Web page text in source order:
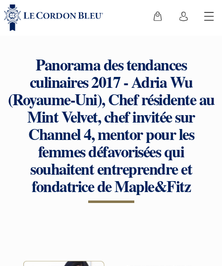
Panorama des tendances
culinaires 2017 - Adria Wu
(Royaume-Uni), Chef résidente au
Mint Velvet, chef invitée sur
Channel 4, mentor pour les
femmes défavorisées qui
souhaitent entreprendre et
fondatrice de Maple&Fitz